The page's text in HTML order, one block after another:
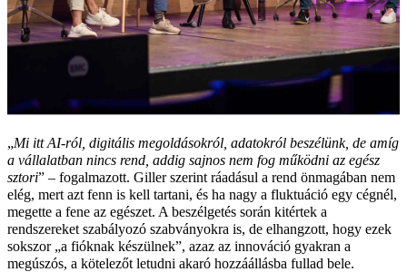
„Mi itt AI-ról, digitális megoldásokról, adatokról beszélünk, de amíg
a vállalatban nincs rend, addig sajnos nem fog működni az egész
sztori” – fogalmazott. Giller szerint ráadásul a rend önmagában nem
elég, mert azt fenn is kell tartani, és ha nagy a fluktuáció egy cégnél,
megette a fene az egészet. A beszélgetés során kitértek a
rendszereket szabályozó szabványokra is, de elhangzott, hogy ezek
sokszor „a fióknak készülnek”, azaz az innováció gyakran a
megúszós, a kötelezőt letudni akaró hozzáállásba fullad bele.